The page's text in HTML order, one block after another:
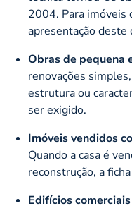
2004. Para imóveis
apresentação deste
Obras de pequena
renovações
estrutura ou
ser exigido.
Imóveis vendidos
Quando a casa é
reconstrução, a
Edifícios